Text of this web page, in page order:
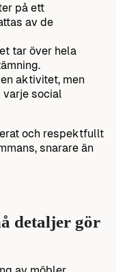
på ett
av de
tar över hela
aktivitet, men
social
och respektfullt
snarare än
detaljer gör